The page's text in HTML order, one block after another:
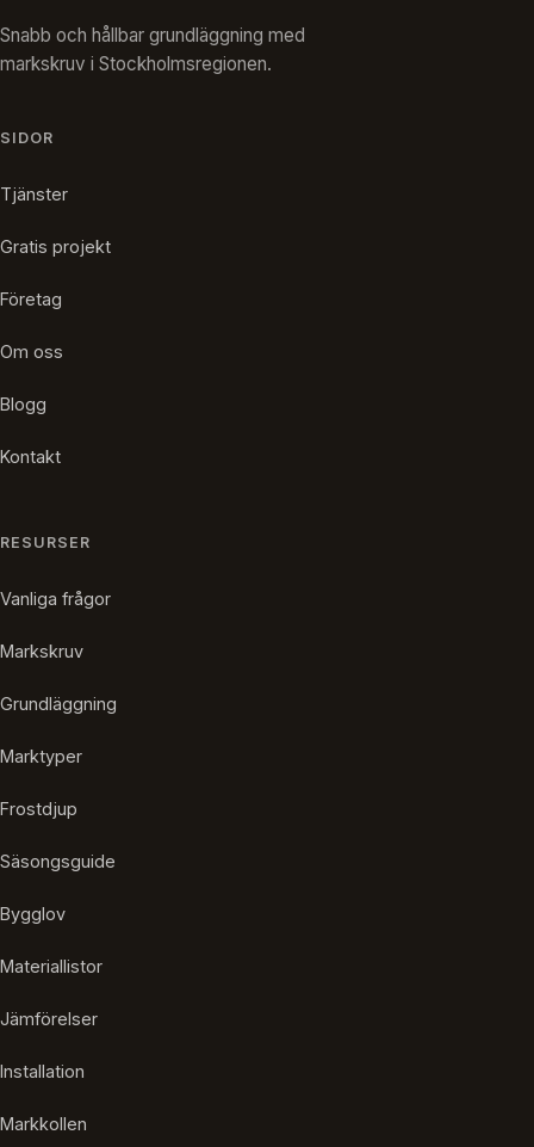
Snabb och hållbar grundläggning med
markskruv i Stockholmsregionen.
SIDOR
Tjänster
Gratis projekt
Företag
Om oss
Blogg
Kontakt
RESURSER
Vanliga frågor
Markskruv
Grundläggning
Marktyper
Frostdjup
Säsongsguide
Bygglov
Materiallistor
Jämförelser
Installation
Markkollen